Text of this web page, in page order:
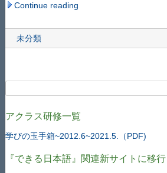
Continue reading
未分類
アクラス研修一覧
学びの玉手箱~2012.6~2021.5.（PDF)
『できる日本語』関連新サイトに移行